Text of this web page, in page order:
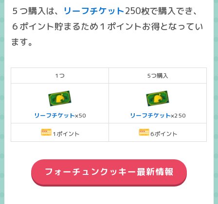
５つ購入は、 リーフチケット250枚で購入でき、
６ポイント貯まるため１ポイントお得となってい
ます。
1つ 5つ購入
リーフチケット×50 リーフチケット×250
1ポイント 6ポイント
フォーチュンクッキー最新情報